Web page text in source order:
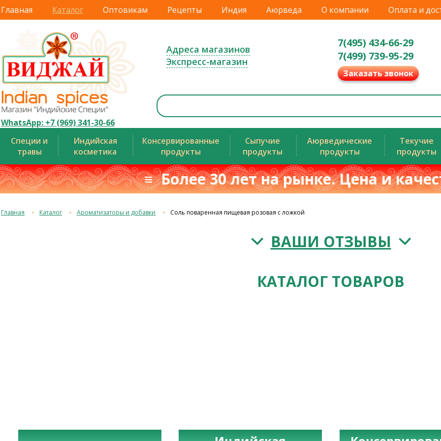
Главная Каталог Оптовикам Рецепты Индия Аюрведа О компании Оплата и
WhatsApp: +7 (969) 341-30-66
Адреса магазинов
Экспресс-магазин
7(495) 434-66-29
7(499) 739-95-29
Заказать звонок
Специи и
травы
Индийская
косметика
Консервированные
продукты
Сыпучие
продукты
Аюрведические
продукты
Текучие
продукты
≡ Более 30 лет на рынке. Цена и
Главная Каталог Ароматизаторы и добавки Соль поваренная пищевая розовая с ложкой
ВАШИ ОТЗЫВЫ
КАТАЛОГ ТОВАРОВ